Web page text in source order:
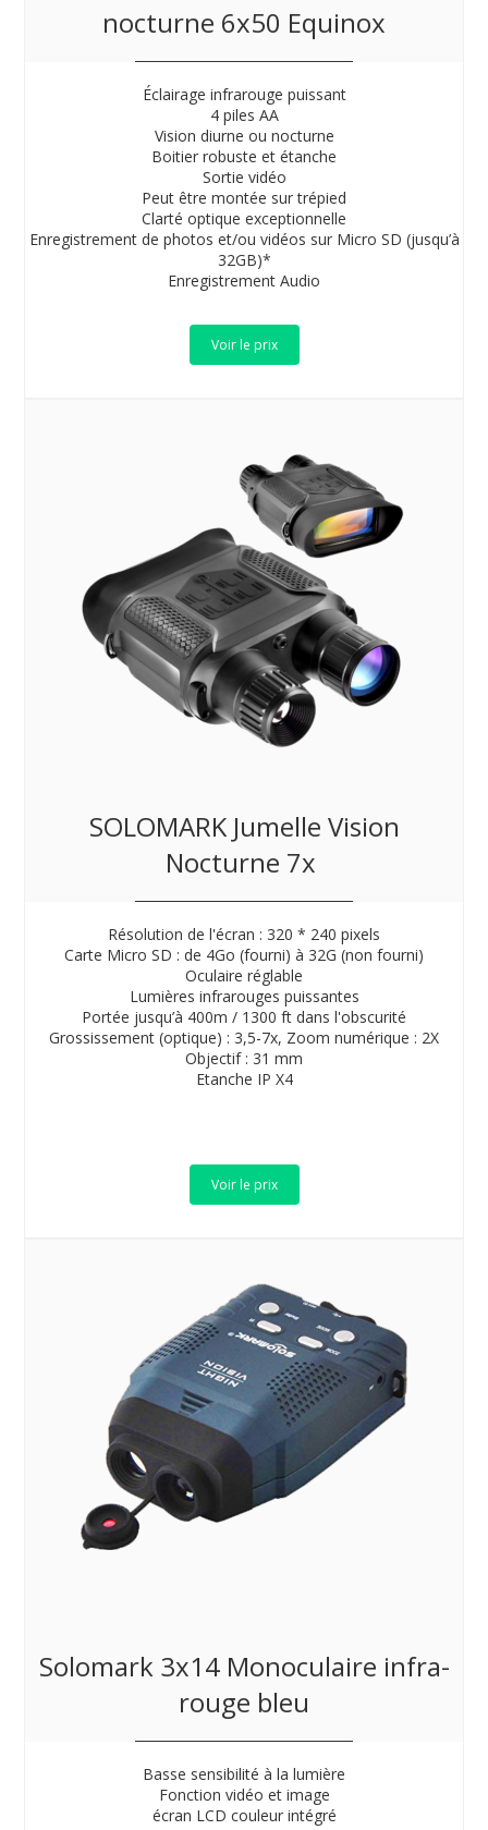
nocturne 6x50 Equinox
Éclairage infrarouge puissant
4 piles AA
Vision diurne ou nocturne
Boitier robuste et étanche
Sortie vidéo
Peut être montée sur trépied
Clarté optique exceptionnelle
Enregistrement de photos et/ou vidéos sur Micro SD (jusqu’à
32GB)*
Enregistrement Audio
Voir le prix
SOLOMARK Jumelle Vision
Nocturne 7x
Résolution de l'écran : 320 * 240 pixels
Carte Micro SD : de 4Go (fourni) à 32G (non fourni)
Oculaire réglable
Lumières infrarouges puissantes
Portée jusqu’à 400m / 1300 ft dans l'obscurité
Grossissement (optique) : 3,5-7x, Zoom numérique : 2X
Objectif : 31 mm
Etanche IP X4
Voir le prix
Solomark 3x14 Monoculaire infra-
rouge bleu
Basse sensibilité à la lumière
Fonction vidéo et image
écran LCD couleur intégré